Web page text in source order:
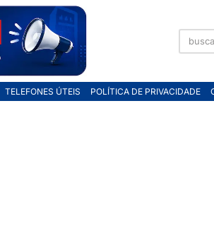
TELEFONES ÚTEIS POLÍTICA DE PRIVACIDADE